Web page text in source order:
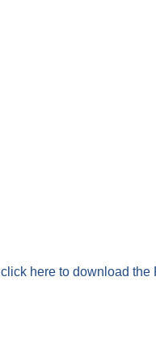
click here to download the